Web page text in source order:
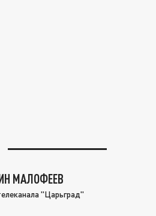
МАЛОФЕЕВ
"Царьград"